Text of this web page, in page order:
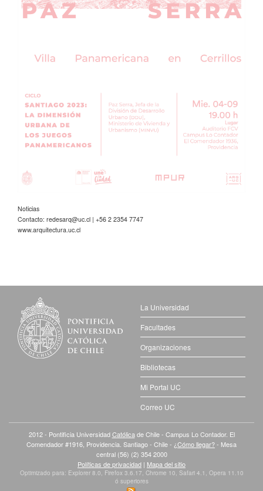
Noticias
Contacto: redesarq@uc.cl | +56 2 2354 7747
www.arquitectura.uc.cl
La Universidad
Facultades
Organizaciones
Bibliotecas
Mi Portal UC
Correo UC
2012 - Pontificia UniversidadCatólica de Chile - Campus Lo Contador. El
Comendador #1916, Providencia. Santiago - Chile - ¿Cómo llegar?- Mesa
central (56) (2) 354 2000
Políticas de privacidad | Mapa del sitio
Optimizado para: Explorer 8.0, Firefox 3.6.17, Chrome 10, Safari 4.1, Opera 11.10
ó superiores